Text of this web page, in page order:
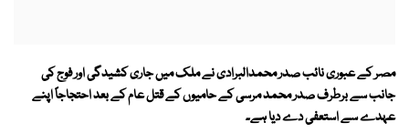
مصر کے عبوری نائب صدر محمدالبرادی نے ملک میں جاری کشیدگی اور فوج کی
جانب سے برطرف صدر محمد مرسی کے حامیوں کے قتل عام کے بعد احتجاجاً اپنے
عہدے سے استعفی دے دیا ہے۔